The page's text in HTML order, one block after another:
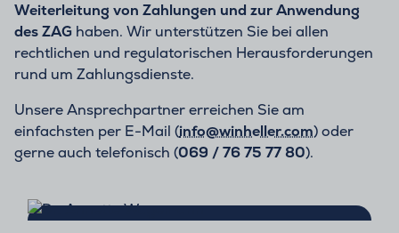
Weiterleitung von Zahlungen und zur Anwendung
des ZAG haben. Wir unterstützen Sie bei allen
rechtlichen und regulatorischen Herausforderungen
rund um Zahlungsdienste.
Unsere Ansprechpartner erreichen Sie am
einfachsten per E-Mail (info@winheller.com) oder
gerne auch telefonisch (069 / 76 75 77 80).